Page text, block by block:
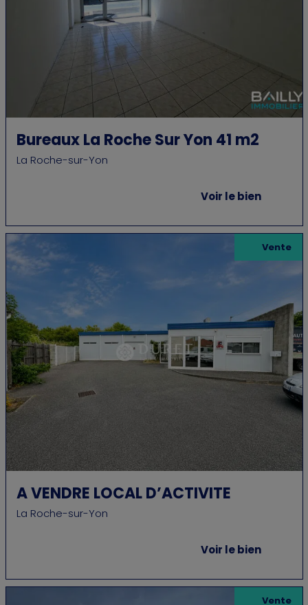
Bureaux La Roche Sur Yon 41 m2
La Roche-sur-Yon
Voir le bien
Vente
A VENDRE LOCAL D’ACTIVITE
La Roche-sur-Yon
Voir le bien
Vente